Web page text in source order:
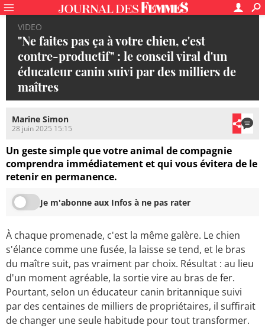
VIDEO
"Ne faites pas ça à votre chien, c'est
contre-productif" : le conseil viral d'un
éducateur canin suivi par des milliers de
maîtres
Marine Simon
28 juin 2025 15:15
Un geste simple que votre animal de compagnie
comprendra immédiatement et qui vous évitera de le
retenir en permanence.
Je m'abonne aux Infos à ne pas rater
À chaque promenade, c'est la même galère. Le chien
s'élance comme une fusée, la laisse se tend, et le bras
du maître suit, pas vraiment par choix. Résultat : au lieu
d'un moment agréable, la sortie vire au bras de fer.
Pourtant, selon un éducateur canin britannique suivi
par des centaines de milliers de propriétaires, il suffirait
de changer une seule habitude pour tout transformer.